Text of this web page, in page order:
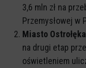
3,6 mln zł na
Przemysłowej w
Miasto Ostrołęka
na drugi etap
oświetleniem